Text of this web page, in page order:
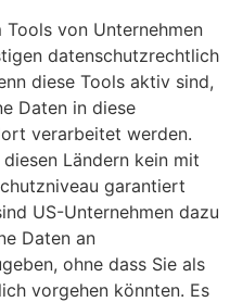
von Unternehmen
datenschutzrechtlich
diese Tools aktiv sind,
Daten in diese
verarbeitet werden.
Ländern kein mit
garantiert
US-Unternehmen dazu
Daten an
ohne dass Sie als
vorgehen könnten. Es